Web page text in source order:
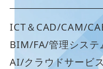
ブログ
ICT＆CAD/CAM/
BIM/FA/管理システ
AI/クラウドサービス